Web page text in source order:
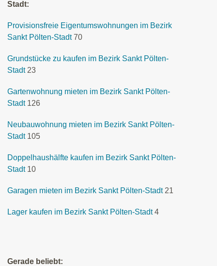
Stadt:
Provisionsfreie Eigentumswohnungen im Bezirk
Sankt Pölten-Stadt 70
Grundstücke zu kaufen im Bezirk Sankt Pölten-
Stadt 23
Gartenwohnung mieten im Bezirk Sankt Pölten-
Stadt 126
Neubauwohnung mieten im Bezirk Sankt Pölten-
Stadt 105
Doppelhaushälfte kaufen im Bezirk Sankt Pölten-
Stadt 10
Garagen mieten im Bezirk Sankt Pölten-Stadt 21
Lager kaufen im Bezirk Sankt Pölten-Stadt 4
Gerade beliebt: